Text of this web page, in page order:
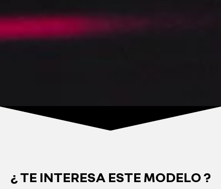
¿ TE INTERESA ESTE MODELO ?